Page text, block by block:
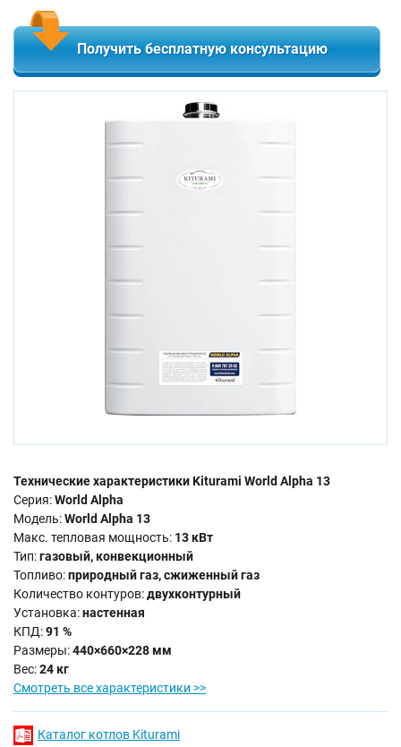
Получить бесплатную консультацию
Технические характеристики Kiturami World Alpha 13
Серия:World Alpha
Модель:World Alpha 13
Макс. тепловая мощность: 13 кВт
Тип:газовый, конвекционный
Топливо:природный газ, сжиженный газ
Количество контуров:двухконтурный
Установка:настенная
КПД:91 %
Размеры:440×660×228 мм
Вес:24 кг
Смотреть все характеристики >>
Каталог котлов Kiturami